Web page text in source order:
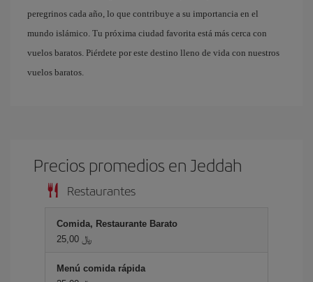
peregrinos cada año, lo que contribuye a su importancia en el
mundo islámico. Tu próxima ciudad favorita está más cerca con
vuelos baratos. Piérdete por este destino lleno de vida con nuestros
vuelos baratos.
Precios promedios en Jeddah
Restaurantes
Comida, Restaurante Barato
25,00 ﷼
Menú comida rápida